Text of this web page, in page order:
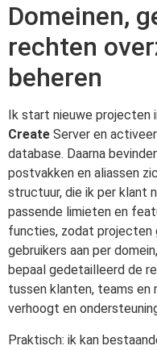
Domeinen,
rechten
beheren
Ik start nieuwe projecten
Create Server en
database. Daarna
postvakken en aliassen
structuur, die ik per klant
passende limieten en
functies, zodat projecten
gebruikers aan per
bepaal gedetailleerd de
tussen klanten, teams en
verhoogt en
Praktisch: ik kan